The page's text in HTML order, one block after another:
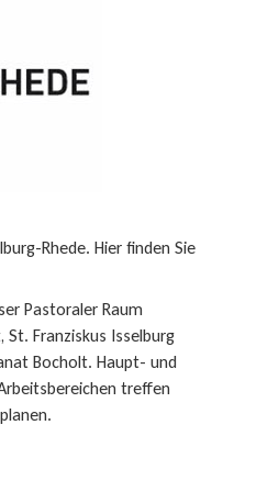
Rhede. Hier finden Sie
Pastoraler Raum
Franziskus Isselburg
Bocholt. Haupt- und
treffen